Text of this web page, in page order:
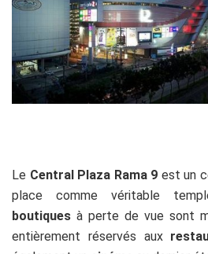
Le Central Plaza Rama 9 est un
place comme véritable
boutiques à perte de vue sont
entièrement réservés aux